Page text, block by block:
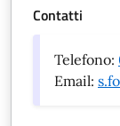
Contatti
Telefono:
Email: